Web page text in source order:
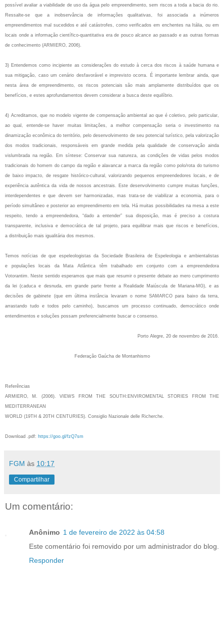
possível avaliar a viabilidade de uso da água pelo empreendimento,sem riscos a toda a bacia do rio.
Ressalte‐se que a inobservância de informações qualitativas, foi associada a inúmeros
empreendimentos mal sucedidos e até catástrofes, como verificadosem enchentes na Itália, ou em
locais onde a informação científico‐quantitativa era de pouco alcance ao passado e as outras formas
de conhecimento (ARMIERO, 2006).
3) Entendemos como incipiente as considerações do estudo à cerca dos riscos à saúde humana e
sua mitigação, caso um cenário desfavorável e imprevisto ocorra. É importante lembrar ainda, que
nesta área de empreendimento, os riscos potenciais são mais amplamente distribuídos que os
benefícios, e estes aprofundamentos devem considerar a busca deste equilíbrio.
4) Acreditamos, que no modelo vigente de compensação ambiental ao que é coletivo, pelo particular,
ao qual, entende‐se haver muitas limitações, a melhor compensação seria o investimento na
dinamização econômica do território, pelo desenvolvimento de seu potencial turístico, pela valorização
dos modos tradicionais, responsáveis em grande medida pelaqualidade de conservação ainda
vislumbrada na região. Em síntese: Conservar sua natureza, as condições de vidas pelos modos
tradicionais do homem do campo da região e alavancar a marca da região como polo/rota do turismo
de baixo impacto, de resgate histórico‐cultural,valorizando pequenos empreendedores locais, e de
experiência autêntica da vida de nossosancestrais. Este desenvolvimento cumpre muitas funções,
interdependentes e que devem ser harmonizadas, mas trata‐se de viabilizar a economia, para o
período simultâneo e posteriorao empreendimento em tela. Há muitas possibilidades na mesa a este
respeito, tendo aempreendedora, “dado a entender” sua disposição, mas é preciso a costura
transparente, inclusiva e democrática de tal projeto, para equilibrar mais que riscos e benefícios,
a distribuição mais igualitária dos mesmos.
Temos notícias de que espeleologistas da Sociedade Brasileira de Espeleologia e ambientalistas
e populações locais da Mata Atlântica têm trabalhado em conjunto com a empreendedora
Votorantim. Neste sentido esperamos que mais que resumir o presente debate ao mero cumprimento
da lei (caducae desnuda, em grande parte frente a Realidade Maiúscula de Mariana‐MG), e as
decisões de gabinete (que em última instância levaram o nome SAMARCO para baixo da terra,
arrastando tudo e todos pelocaminho), buscamos um processo continuado, democrático onde
entendimentos e soluções possam preferencialmente buscar o consenso.
Porto Alegre, 20 de novembro de 2016.
Federação Gaúcha de Montanhismo
Referências
ARMIERO, M. (2006). VIEWS FROM THE SOUTH:ENVIROMENTAL STORIES FROM THE
MEDITERRANEAN
WORLD (19TH & 20TH CENTURIES). Consiglio Nazionale delle Richerche.
Download .pdf: https://goo.gl/fzQ7sm
FGM às 10:17
Compartilhar
Um comentário:
Anônimo 1 de fevereiro de 2022 às 04:58
Este comentário foi removido por um administrador do blog.
Responder